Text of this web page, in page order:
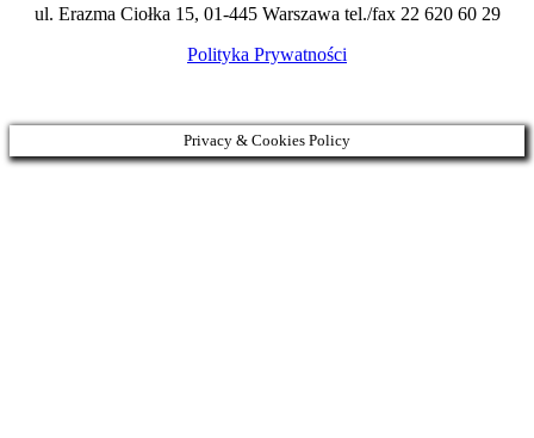
ul. Erazma Ciołka 15, 01-445 Warszawa tel./fax 22 620 60 29
Polityka Prywatności
Privacy & Cookies Policy